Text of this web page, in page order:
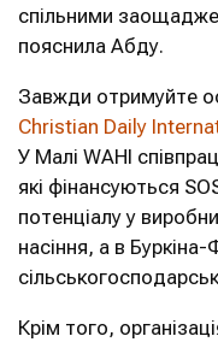
спільними
пояснила Абду.
Завжди отримуйте
Christian Daily
У Малі WAHI
які фінансуються
потенціалу у
насіння, а в
Крім того,